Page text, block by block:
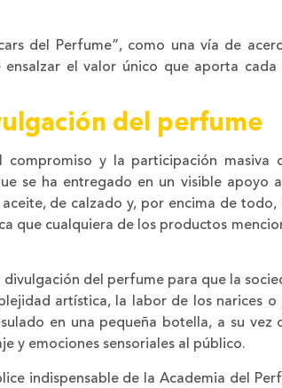
del Perfume”, como una vía de
el valor único que aporta cada
del perfume
compromiso y la participación masiva
se ha entregado en un visible apoyo
de calzado y, por encima de
que cualquiera de los productos
del perfume para que la
artística, la labor de los narices o
en una pequeña botella, a su vez
y emociones sensoriales al público.
indispensable de la Academia del